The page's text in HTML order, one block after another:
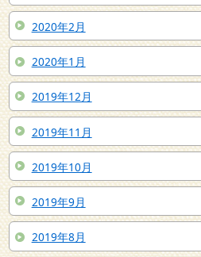
2020年2月
2020年1月
2019年12月
2019年11月
2019年10月
2019年9月
2019年8月